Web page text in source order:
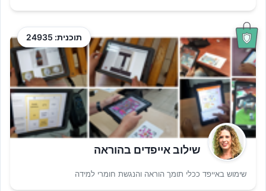
תוכנית: 24935
שילוב אייפדים בהוראה
שימוש באייפד ככלי תומך הוראה והנגשת חומרי למידה